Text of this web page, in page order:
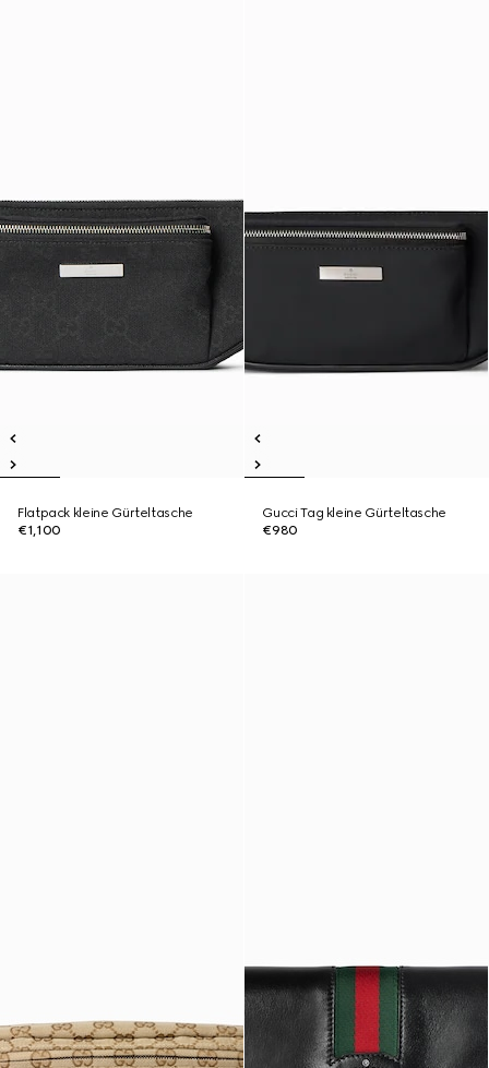
Flatpack kleine Gürteltasche
€1,100
Gucci Tag kleine Gürteltasche
€980